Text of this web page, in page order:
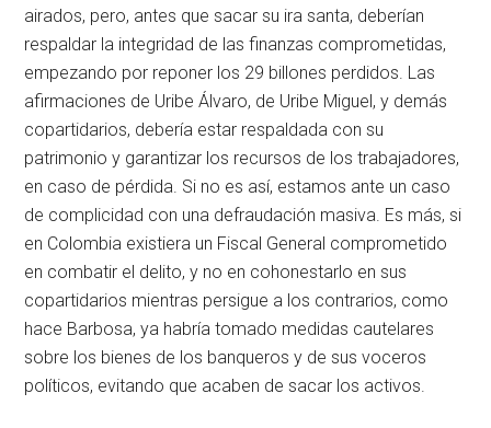
airados, pero, antes que sacar su ira santa, deberían
respaldar la integridad de las finanzas comprometidas,
empezando por reponer los 29 billones perdidos. Las
afirmaciones de Uribe Álvaro, de Uribe Miguel, y demás
copartidarios, debería estar respaldada con su
patrimonio y garantizar los recursos de los trabajadores,
en caso de pérdida. Si no es así, estamos ante un caso
de complicidad con una defraudación masiva. Es más, si
en Colombia existiera un Fiscal General comprometido
en combatir el delito, y no en cohonestarlo en sus
copartidarios mientras persigue a los contrarios, como
hace Barbosa, ya habría tomado medidas cautelares
sobre los bienes de los banqueros y de sus voceros
políticos, evitando que acaben de sacar los activos.